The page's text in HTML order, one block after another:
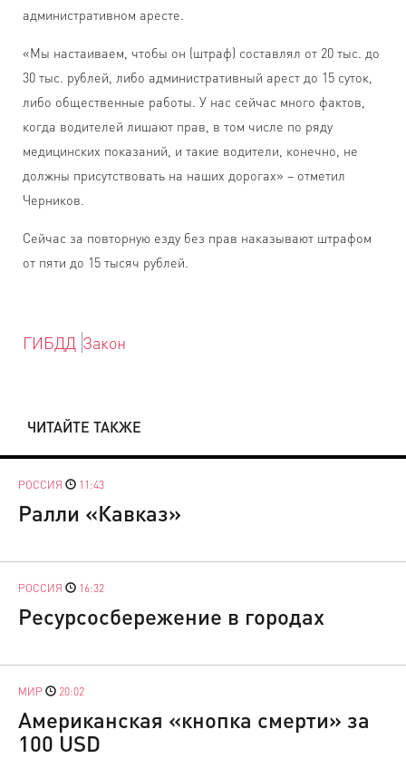
административном аресте.
«Мы настаиваем, чтобы он (штраф) составлял от 20 тыс. до
30 тыс. рублей, либо административный арест до 15 суток,
либо общественные работы. У нас сейчас много фактов,
когда водителей лишают прав, в том числе по ряду
медицинских показаний, и такие водители, конечно, не
должны присутствовать на наших дорогах» – отметил
Черников.
Сейчас за повторную езду без прав наказывают штрафом
от пяти до 15 тысяч рублей.
ГИБДД Закон
ЧИТАЙТЕ ТАКЖЕ
РОССИЯ 11:43
Ралли «Кавказ»
РОССИЯ 16:32
Ресурсосбережение в городах
МИР 20:02
Американская «кнопка смерти» за
100 USD